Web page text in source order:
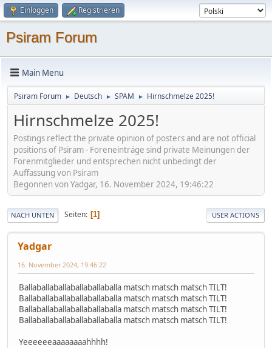
Einloggen Registrieren
Psiram Forum
Main Menu
Psiram Forum ► Deutsch ► SPAM ► Hirnschmelze 2025!
Hirnschmelze 2025!
Postings reflect the private opinion of posters and are not official
positions of Psiram - Foreneinträge sind private Meinungen der
Forenmitglieder und entsprechen nicht unbedingt der
Auffassung von Psiram
Begonnen von Yadgar, 16. November 2024, 19:46:22
NACH UNTEN Seiten 1 USER ACTIONS
Yadgar
16. November 2024, 19:46:22
Ballaballaballaballaballaballa matsch matsch matsch TILT!
Ballaballaballaballaballaballa matsch matsch matsch TILT!
Ballaballaballaballaballaballa matsch matsch matsch TILT!
Ballaballaballaballaballaballa matsch matsch matsch TILT!
Yeeeeeeaaaaaaaahhhh!